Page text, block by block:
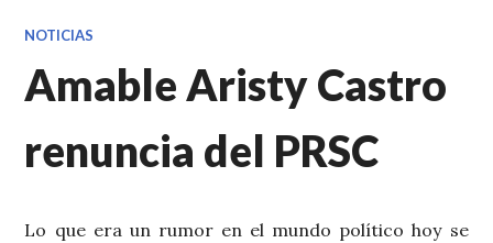
NOTICIAS
Amable Aristy Castro
renuncia del PRSC
Lo que era un rumor en el mundo político hoy se